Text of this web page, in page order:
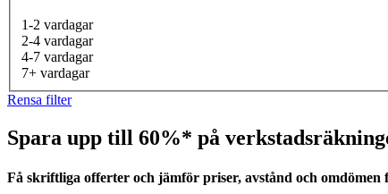
1-2 vardagar
2-4 vardagar
4-7 vardagar
7+ vardagar
Rensa filter
Spara upp till 60%* på
Få skriftliga offerter och jämför priser, avstånd och